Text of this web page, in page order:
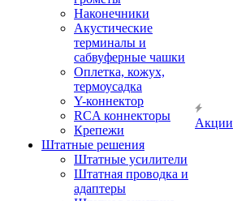
Наконечники
Акустические
терминалы и
сабвуферные чашки
Оплетка, кожух,
термоусадка
Y-коннектор
RCA коннекторы
Крепежи
Штатные решения
Штатные усилители
Штатная проводка и
адаптеры
Акции